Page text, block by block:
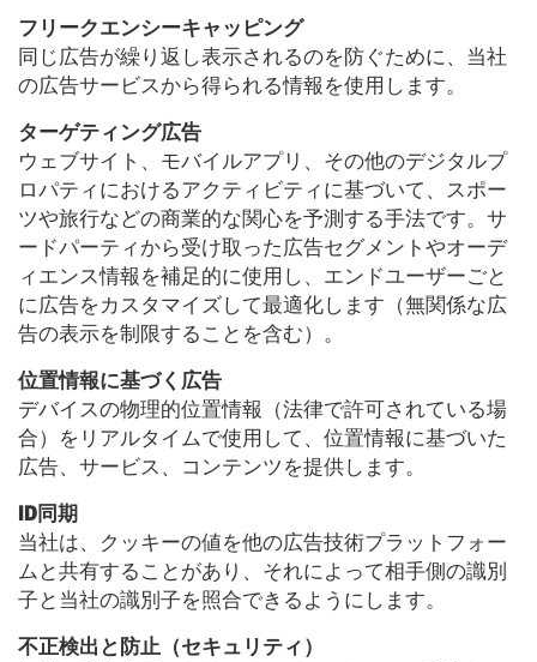
フリークエンシーキャッピング
同じ広告が繰り返し表示されるのを防ぐために、当社
の広告サービスから得られる情報を使用します。
ターゲティング広告
ウェブサイト、モバイルアプリ、その他のデジタルプ
ロパティにおけるアクティビティに基づいて、スポー
ツや旅行などの商業的な関心を予測する手法です。サ
ードパーティから受け取った広告セグメントやオーデ
ィエンス情報を補足的に使用し、エンドユーザーごと
に広告をカスタマイズして最適化します（無関係な広
告の表示を制限することを含む）。
位置情報に基づく広告
デバイスの物理的位置情報（法律で許可されている場
合）をリアルタイムで使用して、位置情報に基づいた
広告、サービス、コンテンツを提供します。
ID同期
当社は、クッキーの値を他の広告技術プラットフォー
ムと共有することがあり、それによって相手側の識別
子と当社の識別子を照合できるようにします。
不正検出と防止（セキュリティ）